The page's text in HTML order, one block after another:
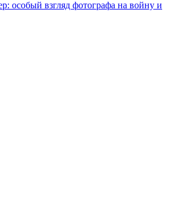
особый взгляд фотографа на войну и